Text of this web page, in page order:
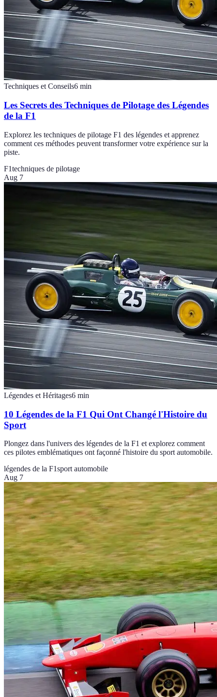
Techniques et Conseils6 min
Les Secrets des Techniques de Pilotage des Légendes
de la F1
Explorez les techniques de pilotage F1 des légendes et apprenez
comment ces méthodes peuvent transformer votre expérience sur la
piste.
F1techniques de pilotage
Aug 7
Légendes et Héritages6 min
10 Légendes de la F1 Qui Ont Changé l'Histoire du
Sport
Plongez dans l'univers des légendes de la F1 et explorez comment
ces pilotes emblématiques ont façonné l'histoire du sport automobile.
légendes de la F1sport automobile
Aug 7